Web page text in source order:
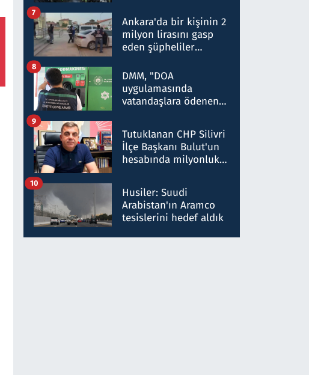
ifadelerinden ortaya
çıkan tablo şok etti
Ankara'da bir kişinin 2
milyon lirasını gasp
eden şüpheliler
7
DMM, "DOA
uygulamasında
vatandaşlara ödenen
düşürüldüğü" iddiasını
yalanladı
8
Tutuklanan CHP Silivri
İlçe Başkanı Bulut'un
hesabında milyonluk
talimat verdi, ben
gönderdim
9
Husiler: Suudi
Arabistan'ın Aramco
tesislerini hedef aldık
10